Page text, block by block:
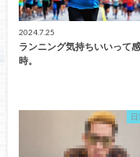
2024.7.25
ランニング気持ちいいって
時。